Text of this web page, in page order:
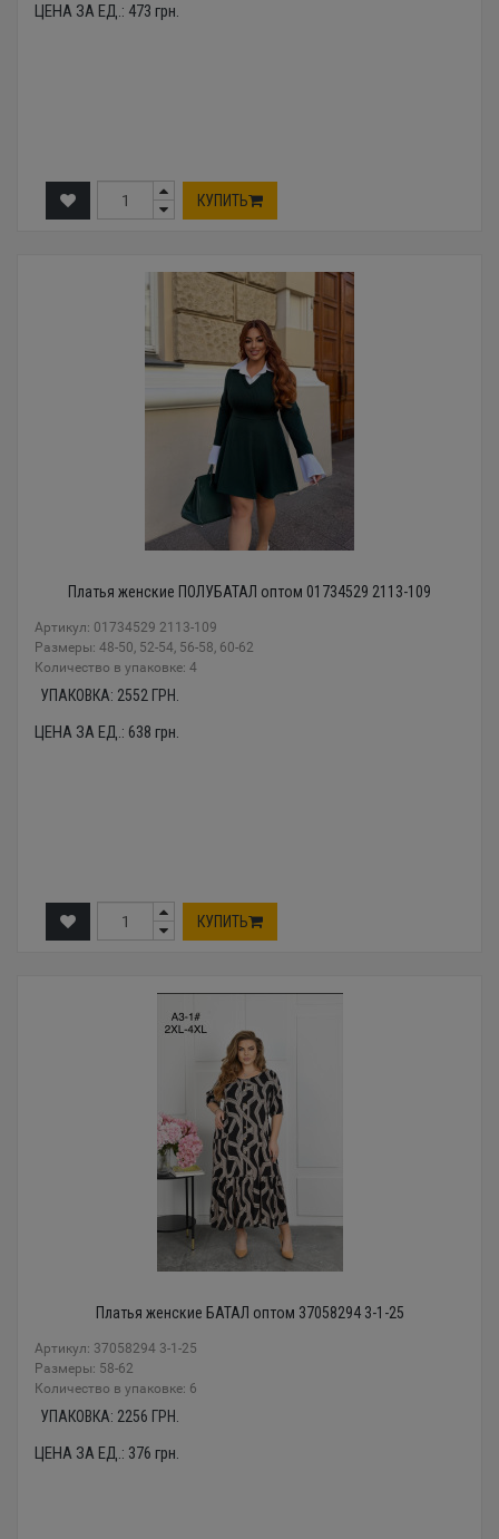
ЦЕНА ЗА ЕД.: 473 грн.
КУПИТЬ
Платья женские ПОЛУБАТАЛ оптом 01734529 2113-109
Артикул: 01734529 2113-109
Размеры: 48-50, 52-54, 56-58, 60-62
Количество в упаковке: 4
УПАКОВКА: 2552 ГРН.
ЦЕНА ЗА ЕД.: 638 грн.
КУПИТЬ
Платья женские БАТАЛ оптом 37058294 3-1-25
Артикул: 37058294 3-1-25
Размеры: 58-62
Количество в упаковке: 6
УПАКОВКА: 2256 ГРН.
ЦЕНА ЗА ЕД.: 376 грн.